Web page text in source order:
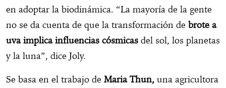
en adoptar la biodinámica. “La mayoría de la gente
no se da cuenta de que la transformación de brote a
uva implica influencias cósmicas del sol, los planetas
y la luna”, dice Joly.
Se basa en el trabajo de Maria Thun, una agricultora